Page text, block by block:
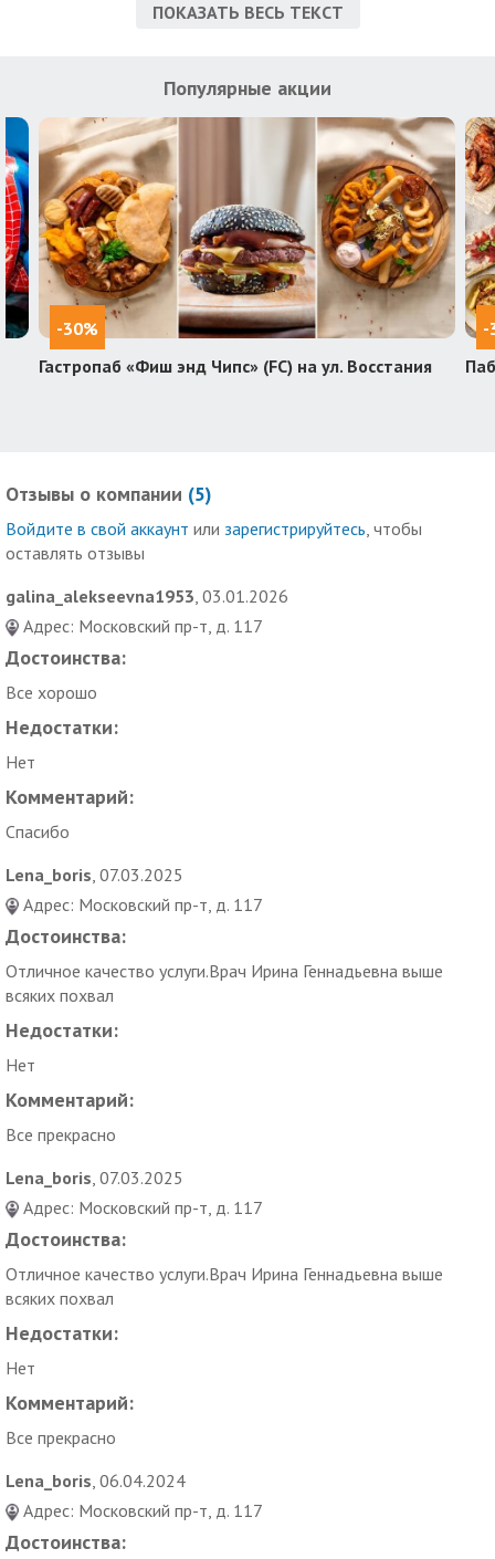
ПОКАЗАТЬ ВЕСЬ ТЕКСТ
Популярные акции
-30%
Гастропаб «Фиш энд Чипс» (FC) на ул. Восстания
-
Отзывы о компании (5)
Войдите в свой аккаунт или зарегистрируйтесь, чтобы
оставлять отзывы
galina_alekseevna1953, 03.01.2026
Адрес: Московский пр-т, д. 117
Достоинства:
Все хорошо
Недостатки:
Нет
Комментарий:
Спасибо
Lena_boris, 07.03.2025
Адрес: Московский пр-т, д. 117
Достоинства:
Отличное качество услуги.Врач Ирина Геннадьевна выше
всяких похвал
Недостатки:
Нет
Комментарий:
Все прекрасно
Lena_boris, 07.03.2025
Адрес: Московский пр-т, д. 117
Достоинства:
Отличное качество услуги.Врач Ирина Геннадьевна выше
всяких похвал
Недостатки:
Нет
Комментарий:
Все прекрасно
Lena_boris, 06.04.2024
Адрес: Московский пр-т, д. 117
Достоинства: